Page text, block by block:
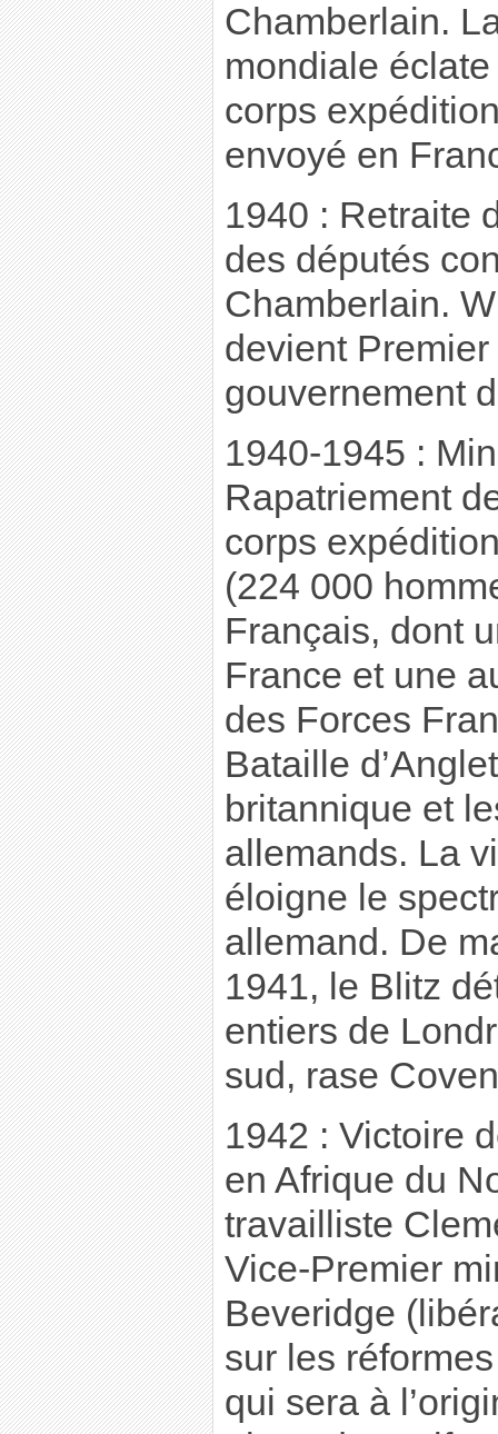
Chamberlain.
mondiale
corps
envoyé en
1940 : Retraite
des députés
Chamberlain.
devient Premier
gouvernement
1940-1945 :
Rapatriement
corps
(224 000
Français, dont
France et une
des Forces
Bataille
britannique et
allemands. La
éloigne le
allemand. De
1941, le Blitz
entiers de
sud, rase
1942 : Victoire
en Afrique du
travailliste
Vice-Premier
Beveridge
sur les
qui sera à